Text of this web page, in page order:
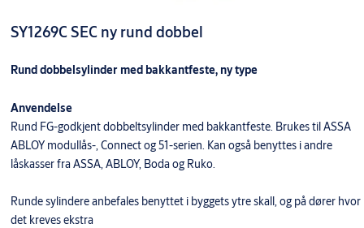
SY1269C SEC ny rund dobbel
Rund dobbelsylinder med bakkantfeste, ny type
Anvendelse
Rund FG-godkjent dobbeltsylinder med bakkantfeste. Brukes til ASSA
ABLOY modullås-, Connect og 51-serien. Kan også benyttes i andre
låskasser fra ASSA, ABLOY, Boda og Ruko.
Runde sylindere anbefales benyttet i byggets ytre skall, og på dører hvor
det kreves ekstra